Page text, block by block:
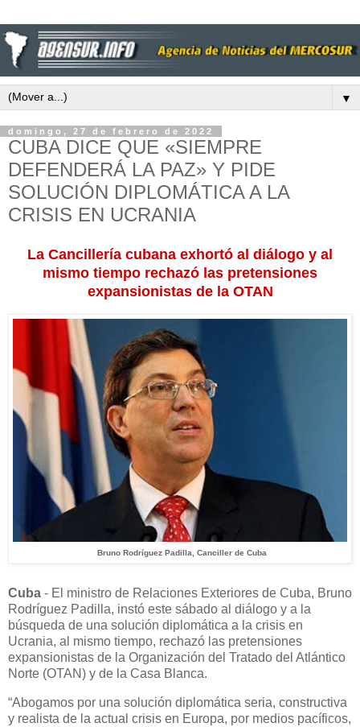
▼
domingo, 27 de febrero de 2022
CUBA DICE QUE «SIEMPRE
DEFENDERÁ LA PAZ» Y PIDE
SOLUCIÓN DIPLOMÁTICA A LA
CRISIS EN UCRANIA
La Cancillería cubana exhortó al diálogo y al
mismo tiempo rechazó las pretensiones
expansionistas de la OTAN
Bruno Rodríguez Padilla, Canciller de Cuba
Cuba - El ministro de Relaciones Exteriores de Cuba, Bruno
Rodríguez Padilla, instó este sábado al diálogo y a la
búsqueda de una solución diplomática a la crisis en
Ucrania, al mismo tiempo, rechazó las pretensiones
expansionistas de la Organización del Tratado del Atlántico
Norte (OTAN) y de la Casa Blanca.
“Abogamos por una solución diplomática seria, constructiva
y realista de la actual crisis en Europa, por medios pacíficos,